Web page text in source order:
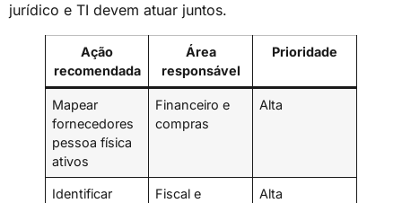
jurídico e TI devem atuar juntos.
Ação
recomendada
Área
responsável
Prioridade
Mapear
fornecedores
pessoa física
ativos
Financeiro e
compras
Alta
Identificar
Fiscal e
Alta